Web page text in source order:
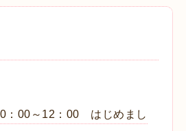
00～12：00 はじめまし